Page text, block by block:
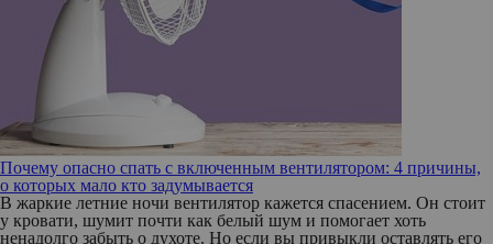
Почему опасно спать с включенным вентилятором: 4 причины,
о которых мало кто задумывается
В жаркие летние ночи вентилятор кажется спасением. Он стоит
у кровати, шумит почти как белый шум и помогает хоть
ненадолго забыть о духоте. Но если вы привыкли оставлять его